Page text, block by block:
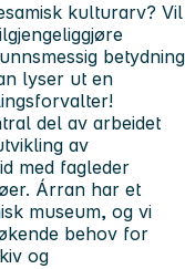
kulturarv? Vil
betydning
lyser ut en
del av arbeidet
av
med fagleder
Árran har et
museum, og vi
behov for
og